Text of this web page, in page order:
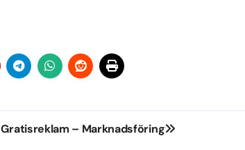
Gratisreklam – Marknadsföring